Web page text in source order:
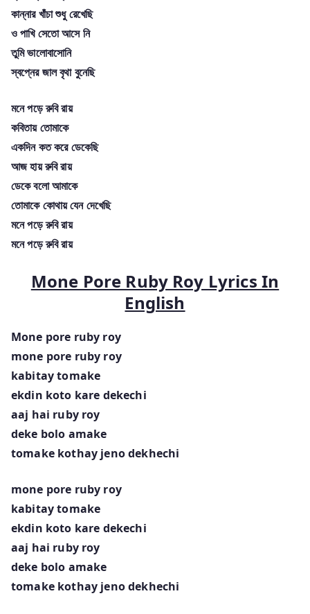
কান্নার খাঁচা শুধু রেখেছি
ও পাখি সেতো আসে নি
তুমি ভালোবাসোনি
স্বপ্নের জাল বৃথা বুনেছি
মনে পড়ে রুবি রায়
কবিতায় তোমাকে
একদিন কত করে ডেকেছি
আজ হায় রুবি রায়
ডেকে বলো আমাকে
তোমাকে কোথায় যেন দেখেছি
মনে পড়ে রুবি রায়
মনে পড়ে রুবি রায়
Mone Pore Ruby Roy Lyrics In
English
Mone pore ruby roy
mone pore ruby roy
kabitay tomake
ekdin koto kare dekechi
aaj hai ruby roy
deke bolo amake
tomake kothay jeno dekhechi
mone pore ruby roy
kabitay tomake
ekdin koto kare dekechi
aaj hai ruby roy
deke bolo amake
tomake kothay jeno dekhechi